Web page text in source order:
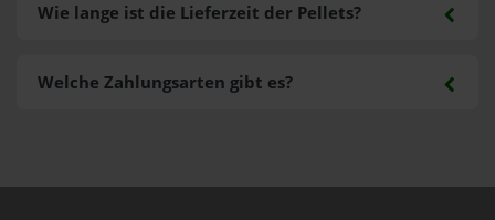
Welche Zahlungsarten gibt es?
Wie lange ist die Lieferzeit der Pellets?